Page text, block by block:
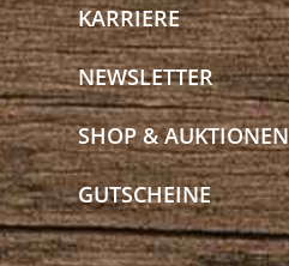
KARRIERE
NEWSLETTER
SHOP & AUKTIONEN
GUTSCHEINE